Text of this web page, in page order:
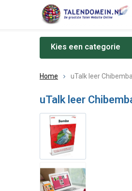
Kies een categorie
Home uTalk leer
uTalk leer